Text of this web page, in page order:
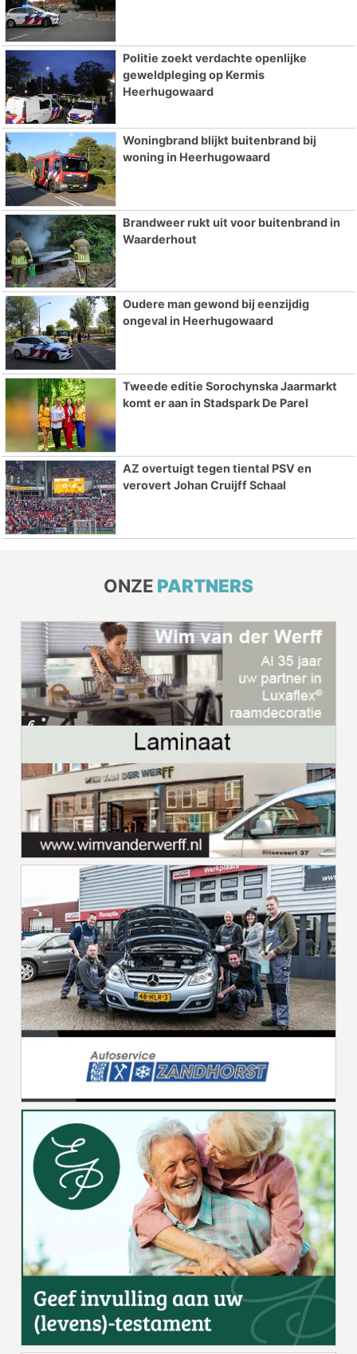
Politie zoekt verdachte openlijke
geweldpleging op Kermis
Heerhugowaard
Woningbrand blijkt buitenbrand bij
woning in Heerhugowaard
Brandweer rukt uit voor buitenbrand in
Waarderhout
Oudere man gewond bij eenzijdig
ongeval in Heerhugowaard
Tweede editie Sorochynska Jaarmarkt
komt er aan in Stadspark De Parel
AZ overtuigt tegen tiental PSV en
verovert Johan Cruijff Schaal
ONZE PARTNERS